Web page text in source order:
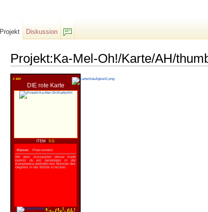
Projekt:Ka-Mel-Oh!/Karte/AH/
# AH
DIE rote Karte
ITEM 5 D
Klasse:
Platzverweis
Mit dem Ausspielen dieser Karte
kannst du ein beliebiges in der
Kampfarena befindliches Monster des
Gegners in die Wüste schicken.
Projekt
Diskussion